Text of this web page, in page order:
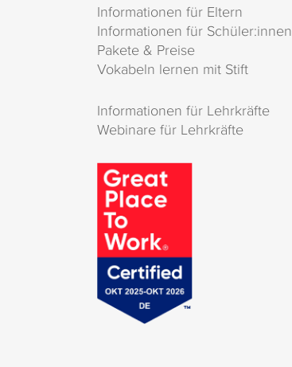
Informationen für Eltern
Informationen für Schüler:innen
Pakete & Preise
Vokabeln lernen mit Stift
Informationen für Lehrkräfte
Webinare für Lehrkräfte